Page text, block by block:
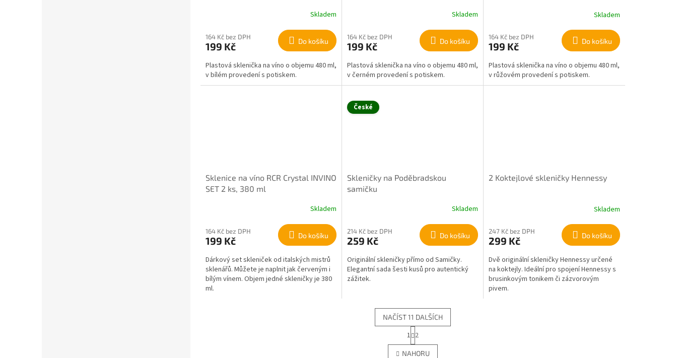
Skladem
164 Kč bez DPH
199 Kč Do košíku
Plastová sklenička na víno o objemu 480 ml,
v bílém provedení s potiskem.
Skladem
164 Kč bez DPH
199 Kč Do košíku
Plastová sklenička na víno o objemu 480 ml,
v černém provedení s potiskem.
Skladem
164 Kč bez DPH
199 Kč Do košíku
Plastová sklenička na víno o objemu 480 ml,
v růžovém provedení s potiskem.
Sklenice na víno RCR Crystal INVINO
SET 2 ks, 380 ml
Skladem
164 Kč bez DPH
199 Kč Do košíku
Dárkový set skleniček od italských mistrů
sklenářů. Můžete je naplnit jak červeným i
bílým vínem. Objem jedné skleničky je 380
ml.
České
Skleničky na Poděbradskou
samičku
Skladem
214 Kč bez DPH
259 Kč Do košíku
Originální skleničky přímo od Samičky.
Elegantní sada šesti kusů pro autentický
zážitek.
2 Koktejlové skleničky Hennessy
Skladem
247 Kč bez DPH
299 Kč Do košíku
Dvě originální skleničky Hennessy určené
na koktejly. Ideální pro spojení Hennessy s
brusinkovým tonikem či zázvorovým
pivem.
O
v
NAČÍST 11 DALŠÍCH
t
r
á
1 2
NAHORU